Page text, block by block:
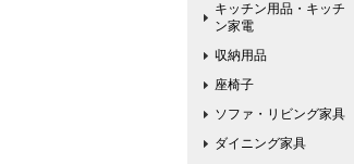
キッチン用品・キッチ
ン家電
収納用品
座椅子
ソファ・リビング家具
ダイニング家具